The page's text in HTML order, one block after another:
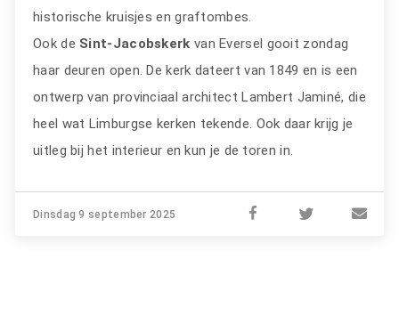
historische kruisjes en graftombes.
Ook de Sint-Jacobskerk van Eversel gooit zondag
haar deuren open. De kerk dateert van 1849 en is een
ontwerp van provinciaal architect Lambert Jaminé, die
heel wat Limburgse kerken tekende. Ook daar krijg je
uitleg bij het interieur en kun je de toren in.
Dinsdag 9 september 2025